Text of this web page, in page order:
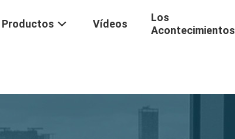
Productos Vídeos
Los
Acontecimientos